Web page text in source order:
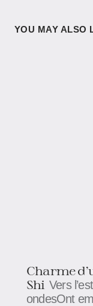
YOU MAY ALSO
Charme
Shi Vers
ondesOnt